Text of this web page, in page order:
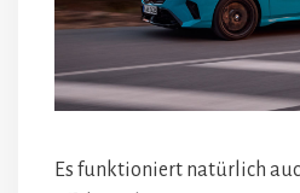
Es funktioniert natürlich